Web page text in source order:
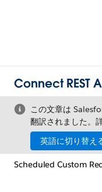
Connect REST
この文章は
翻訳されました。
英語に切り替え
Scheduled Custom